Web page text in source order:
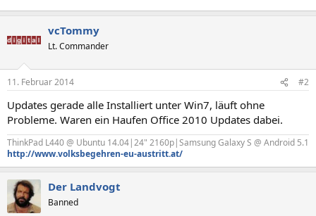
vcTommy
Lt. Commander
11. Februar 2014 #2
Updates gerade alle Installiert unter Win7, läuft ohne
Probleme. Waren ein Haufen Office 2010 Updates dabei.
ThinkPad L440 @ Ubuntu 14.04|24" 2160p|Samsung Galaxy S @ Android 5.1
http://www.volksbegehren-eu-austritt.at/
Der Landvogt
Banned